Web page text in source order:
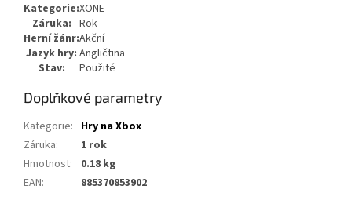
Kategorie:XONE
Záruka: Rok
Herní žánr:Akční
Jazyk hry: Angličtina
Stav:
Použité
Doplňkové parametry
Kategorie: Hry na Xbox
Záruka:
1 rok
Hmotnost:
0.18 kg
EAN: 885370853902